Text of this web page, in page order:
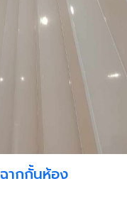
ฉากกั้นห้อง